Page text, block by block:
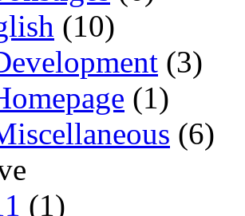
(10)
(3)
(1)
(6)
(1)